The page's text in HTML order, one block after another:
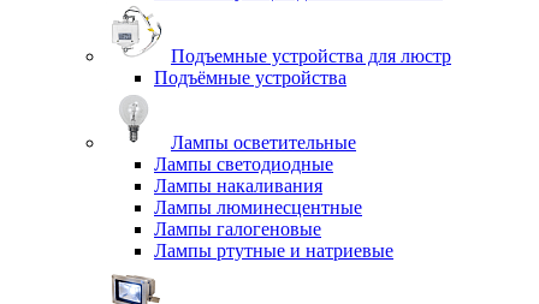
Подъемные устройства для люстр
Подъёмные устройства
Лампы осветительные
Лампы светодиодные
Лампы накаливания
Лампы люминесцентные
Лампы галогеновые
Лампы ртутные и натриевые